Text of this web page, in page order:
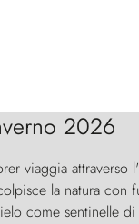
2026
viaggia attraverso
la natura con
come sentinelle